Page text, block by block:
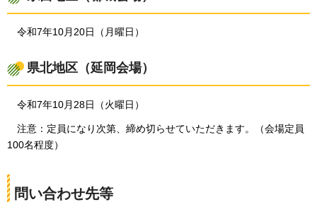
令和7年10月20日（月曜日）
県北地区（延岡会場）
令和7年10月28日（火曜日）
注意：定員になり次第、締め切らせていただきます。（会場定員
100名程度）
問い合わせ先等